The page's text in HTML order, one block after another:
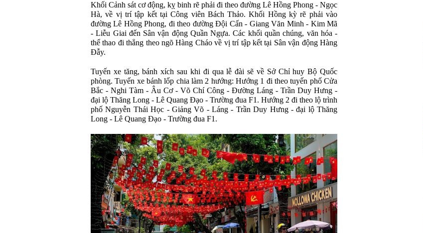
Khối Cảnh sát cơ động, kỵ binh rẽ phải đi theo đường Lê Hồng Phong - Ngọc
Hà, về vị trí tập kết tại Công viên Bách Thảo. Khối Hồng kỳ rẽ phải vào
đường Lê Hồng Phong, đi theo đườngĐội Cấn - Giang Văn Minh - Kim Mã
- Liễu Giai đến Sân vận động Quần Ngựa. Các khối quần chúng, văn hóa -
thể thao đi thẳng theo ngõ Hàng Cháo về vị trí tập kết tại Sân vận động Hàng
Đẫy.
Tuyến xe tăng, bánh xích sau khi đi qua lễđài sẽ về Sở Chỉ huy Bộ Quốc
phòng. Tuyến xe bánh lốp chia làm 2 hướng: Hướng 1 đi theo tuyến phố Cửa
Bắc - Nghi Tàm - Âu Cơ - Võ Chí Công - Đường Láng - Trần Duy Hưng -
đại lộ Thăng Long - Lê Quang Đạo - Trường đua F1. Hướng 2 đi theo lộ trình
phố Nguyễn Thái Học - Giảng Võ - Láng - Trần Duy Hưng - đại lộ Thăng
Long - Lê Quang Đạo - Trường đua F1.